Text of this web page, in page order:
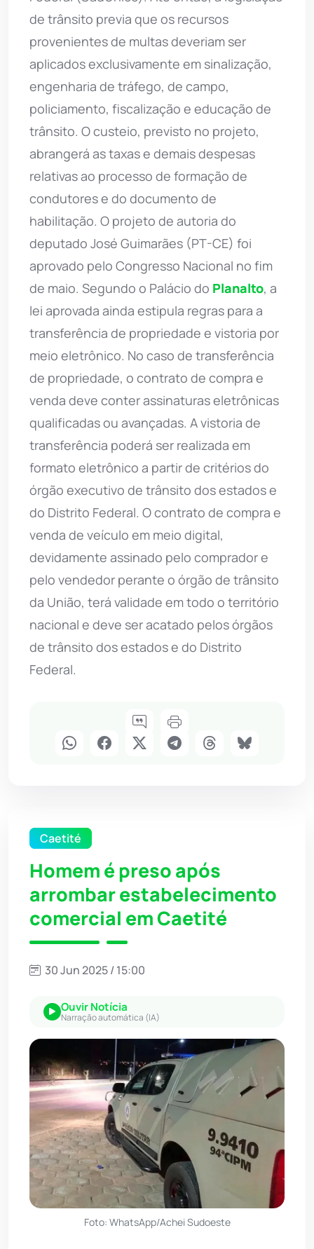
de trânsito previa que os recursos
provenientes de multas deveriam ser
aplicados exclusivamente em sinalização,
engenharia de tráfego, de campo,
policiamento, fiscalização e educação de
trânsito. O custeio, previsto no projeto,
abrangerá as taxas e demais despesas
relativas ao processo de formação de
condutores e do documento de
habilitação. O projeto de autoria do
deputado José Guimarães (PT-CE) foi
aprovado pelo Congresso Nacional no fim
de maio. Segundo o Palácio do Planalto, a
lei aprovada ainda estipula regras para a
transferência de propriedade e vistoria por
meio eletrônico. No caso de transferência
de propriedade, o contrato de compra e
venda deve conter assinaturas eletrônicas
qualificadas ou avançadas. A vistoria de
transferência poderá ser realizada em
formato eletrônico a partir de critérios do
órgão executivo de trânsito dos estados e
do Distrito Federal. O contrato de compra e
venda de veículo em meio digital,
devidamente assinado pelo comprador e
pelo vendedor perante o órgão de trânsito
da União, terá validade em todo o território
nacional e deve ser acatado pelos órgãos
de trânsito dos estados e do Distrito
Federal.
Caetité
Homem é preso após
arrombar estabelecimento
comercial em Caetité
30 Jun 2025 / 15:00
Ouvir Notícia
Narração automática (IA)
Foto: WhatsApp/Achei Sudoeste